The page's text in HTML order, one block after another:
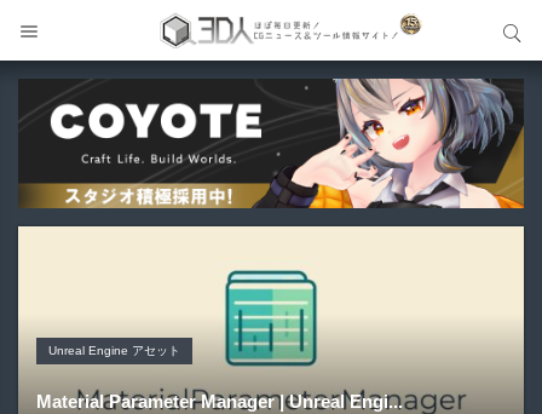
Unreal Engine アセット
Material Parameter Manager | Unreal Engi...
Pipe It | 直感的にパイプ形状を構築出来るUnreal Engine
5...
Directive Utilities | ブループリントライブラリやエディタ
ス...
Unityエフェクトレシピブック パーツを組み合わせて作れ
る | ktk.kum...
SiroinoSotai | 完全無料＆CC0 で商用利用OKなVRChat
向け...
サイト内検索